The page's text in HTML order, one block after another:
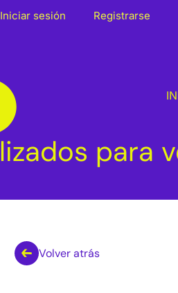
Iniciar sesión Registrarse
para
Volver atrás